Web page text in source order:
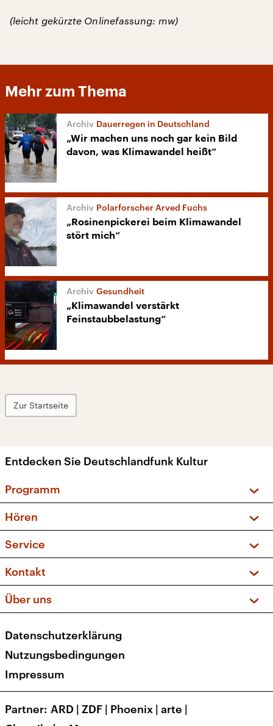
(leicht gekürzte Onlinefassung: mw)
Mehr zum Thema
Dauerregen in Deutschland
„Wir machen uns noch gar kein Bild
davon, was Klimawandel heißt“
Polarforscher Arved Fuchs
„Rosinenpickerei beim Klimawandel
stört mich“
Gesundheit
„Klimawandel verstärkt
Feinstaubbelastung“
Zur Startseite
Entdecken Sie Deutschlandfunk Kultur
Programm
Sendungen und Podcasts
Musikliste
Kakadu – Das Kinderprogramm
Hören
Frequenzen (UKW + DAB+)
Service
FAQ
Apps
Newsletter
Veranstaltungen
Kontakt
Social Media
Über uns
Presse
Karriere
Transparenz
Datenschutzerklärung
Nutzungsbedingungen
Impressum
Partner ARD | ZDF | Phoenix | arte |